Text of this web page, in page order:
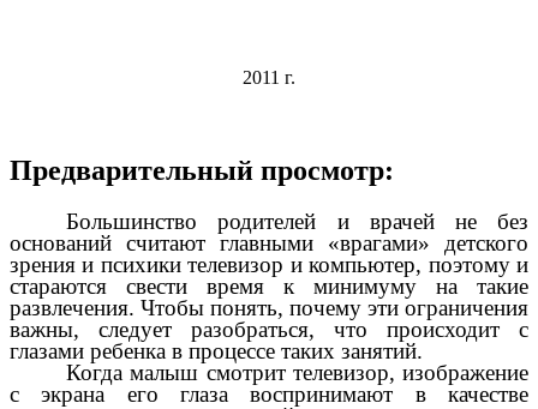
2011 г.
Предварительный просмотр:
Большинство родителей и врачей не без
оснований считают главными «врагами» детского
зрения и психики телевизор и компьютер, поэтому и
стараются свести время к минимуму на такие
развлечения. Чтобы понять, почему эти ограничения
важны, следует разобраться, что происходит с
глазами ребенка в процессе таких занятий.
Когда малыш смотрит телевизор, изображение
с экрана его глаза воспринимают в качестве